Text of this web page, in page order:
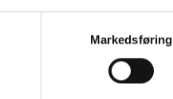
Markedsføring